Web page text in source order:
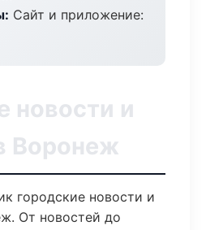
Сайт и приложение:
новости и
Воронеж
городские новости и
От новостей до